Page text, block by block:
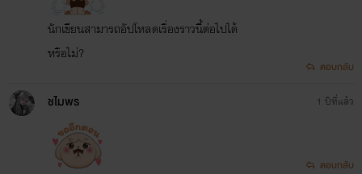
นักเขียนสามารถอัปโหลดเรื่องราวนี้ต่อไปได้
หรือไม่?
ตอบกลับ
ชไมพร 1 ปีที่แล้ว
ตอบกลับ